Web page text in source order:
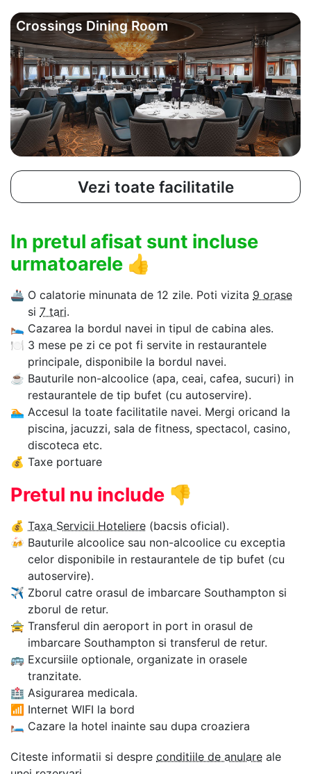
Crossings Dining Room
Vezi toate facilitatile
In pretul afisat sunt incluse
urmatoarele 👍
🚢 O calatorie minunata de 12 zile. Poti vizita 9 orase
si 7 tari.
🛌 Cazarea la bordul navei in tipul de cabina ales.
🍽 3 mese pe zi ce pot fi servite in restaurantele
principale, disponibile la bordul navei.
☕ Bauturile non-alcoolice (apa, ceai, cafea, sucuri) in
restaurantele de tip bufet (cu autoservire).
🏊‍ Accesul la toate facilitatile navei. Mergi oricand la
piscina, jacuzzi, sala de fitness, spectacol, casino,
discoteca etc.
💰 Taxe portuare
Pretul nu include 👎
💰 Taxa Servicii Hoteliere (bacsis oficial).
🍻 Bauturile alcoolice sau non-alcoolice cu exceptia
celor disponibile in restaurantele de tip bufet (cu
autoservire).
✈ Zborul catre orasul de imbarcare Southampton si
zborul de retur.
🚖 Transferul din aeroport in port in orasul de
imbarcare Southampton si transferul de retur.
🚌 Excursiile optionale, organizate in orasele
tranzitate.
🏥 Asigurarea medicala.
📶 Internet WIFI la bord
🛏 Cazare la hotel inainte sau dupa croaziera
Citeste informatii si despre conditiile de anulare ale